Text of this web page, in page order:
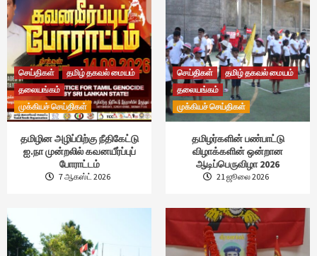
செய்திகள்
தமிழ் தகவல் மையம்
தலையங்கம்
முக்கியச் செய்திகள்
தமிழின அழிப்பிற்கு நீதிகேட்டு
ஐ.நா முன்றலில் கவனயீர்ப்புப்
போராட்டம்
7 ஆகஸ்ட் 2026
செய்திகள்
தமிழ் தகவல் மையம்
தலையங்கம்
முக்கியச் செய்திகள்
தமிழர்களின் பண்பாட்டு
விழாக்களின் ஒன்றான
ஆடிப்பெருவிழா 2026
21 ஜூலை 2026